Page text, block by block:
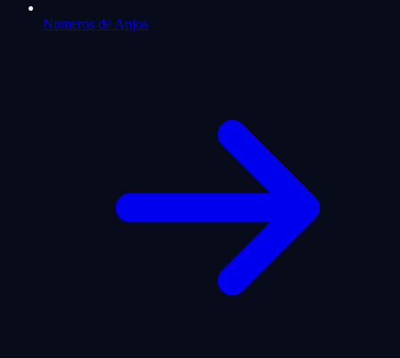
Numeros de Anjos